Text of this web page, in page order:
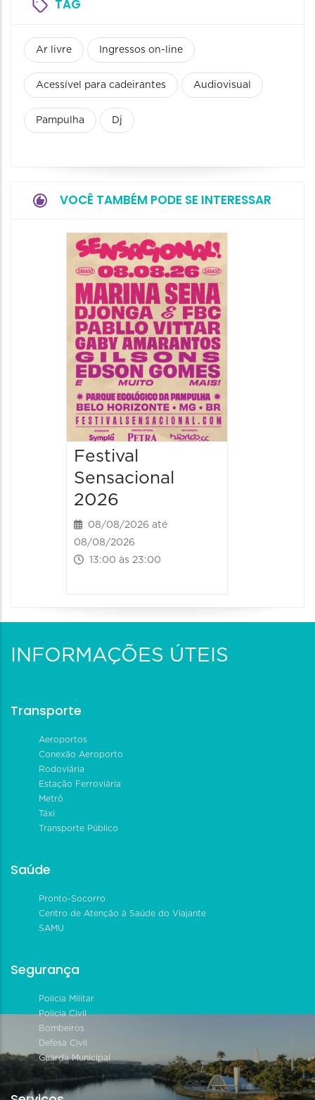
TAG
Ar livre Ingressos on-line
Acessível para cadeirantes Audiovisual
Pampulha Dj
VOCÊ TAMBÉM PODE SE INTERESSAR
Festival
Sensacional
2026
08/08/2026 até
08/08/2026
13:00 às 23:00
INFORMAÇÕES ÚTEIS
Transporte
Aeroportos
Conexão Aeroporto
Rodoviária
Estação Ferroviária
Metrô
Táxi
Transporte Público
Saúde
Pronto-Socorro
Centro de Atenção à Saúde do Viajante
SAMU
Segurança
Polícia Militar
Polícia Civil
Bombeiros
Defesa Civil
Guarda Municipal